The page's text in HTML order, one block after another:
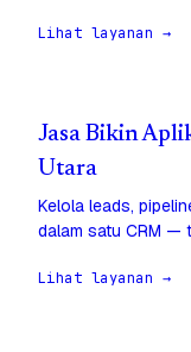
Lihat layanan →
Jasa Bikin
Utara
Kelola leads,
dalam satu CRM —
Lihat layanan →